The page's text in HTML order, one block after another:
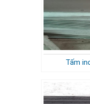
Tấm